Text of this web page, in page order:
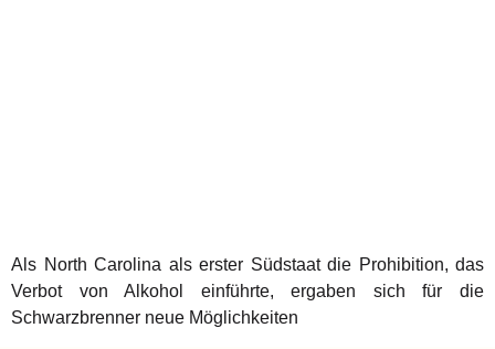
Als North Carolina als erster Südstaat die Prohibition, das
Verbot von Alkohol einführte, ergaben sich für die
Schwarzbrenner neue Möglichkeiten